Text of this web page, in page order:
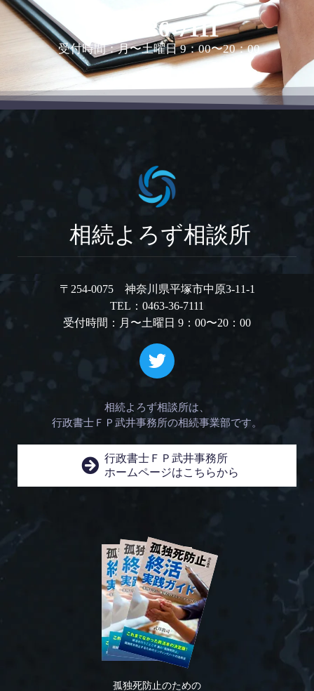
0463-36-7111
受付時間：月〜土曜日 9：00〜20：00
相続よろず相談所
〒254-0075 神奈川県平塚市中原3-11-1
TEL：0463-36-7111
受付時間：月〜土曜日 9：00〜20：00
相続よろず相談所は、
行政書士ＦＰ武井事務所の相続事業部です。
行政書士ＦＰ武井事務所
ホームページはこちらから
孤独死防止のための